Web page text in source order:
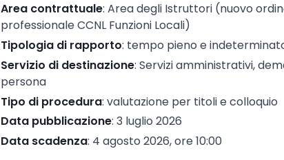
Area contrattuale: Area degli Istruttori (nuovo
professionale CCNL Funzioni Locali)
Tipologia di rapporto: tempo pieno e
Servizio di destinazione: Servizi amministrativi,
persona
Tipo di procedura: valutazione per titoli e colloquio
Data pubblicazione: 3 luglio 2026
Data scadenza: 4 agosto 2026, ore 10:00